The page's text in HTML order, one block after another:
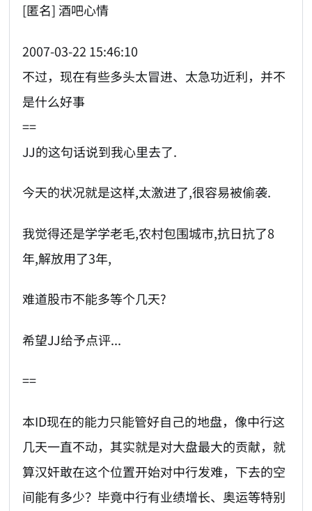
[匿名] 酒吧心情
2007-03-22 15:46:10
不过，现在有些多头太冒进、太急功近利，并不
是什么好事
==
JJ的这句话说到我心里去了.
今天的状况就是这样,太激进了,很容易被偷袭.
我觉得还是学学老毛,农村包围城市,抗日抗了8
年,解放用了3年,
难道股市不能多等个几天?
希望JJ给予点评...
==
本ID现在的能力只能管好自己的地盘，像中行这
几天一直不动，其实就是对大盘最大的贡献，就
算汉奸敢在这个位置开始对中行发难，下去的空
间能有多少？毕竟中行有业绩增长、奥运等特别